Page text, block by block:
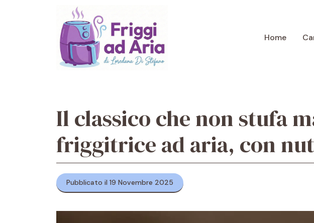
Home
Il classico che non stufa
friggitrice ad aria, con
Pubblicato il 19 Novembre 2025